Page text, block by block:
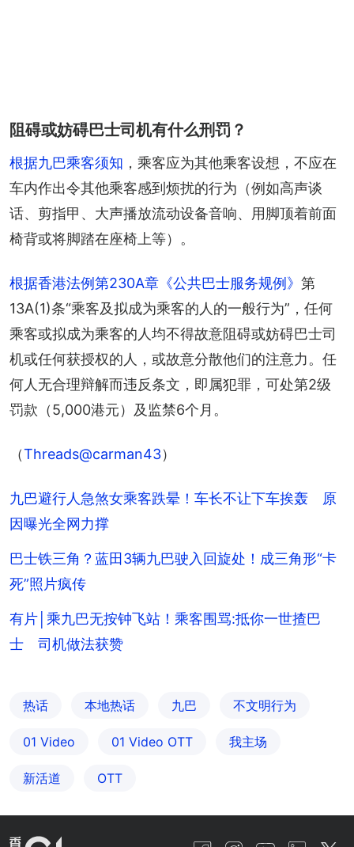
阻碍或妨碍巴士司机有什么刑罚？
根据九巴乘客须知 ，乘客应为其他乘客设想，不应在
车内作出令其他乘客感到烦扰的行为（例如高声谈
话、剪指甲、大声播放流动设备音响、用脚顶着前面
椅背或将脚踏在座椅上等）。
根据香港法例第230A章《公共巴士服务规例》 第
13A(1)条“乘客及拟成为乘客的人的一般行为”，任何
乘客或拟成为乘客的人均不得故意阻碍或妨碍巴士司
机或任何获授权的人，或故意分散他们的注意力。任
何人无合理辩解而违反条文，即属犯罪，可处第2级
罚款（5,000港元）及监禁6个月。
（Threads@carman43）
九巴避行人急煞女乘客跌晕！车长不让下车挨轰 原
因曝光全网力撑
巴士铁三角？蓝田3辆九巴驶入回旋处！成三角形“卡
死”照片疯传
有片│乘九巴无按钟飞站！乘客围骂:抵你一世揸巴
士 司机做法获赞
热话 本地热话 九巴 不文明行为
01 Video 01‌ ‌Video‌ ‌OTT 我主场
新活道 OTT